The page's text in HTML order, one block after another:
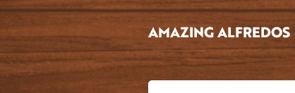
AMAZING ALFREDOS